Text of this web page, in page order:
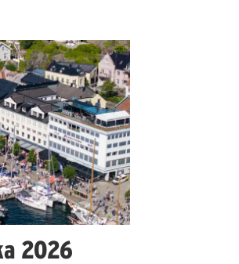
2026